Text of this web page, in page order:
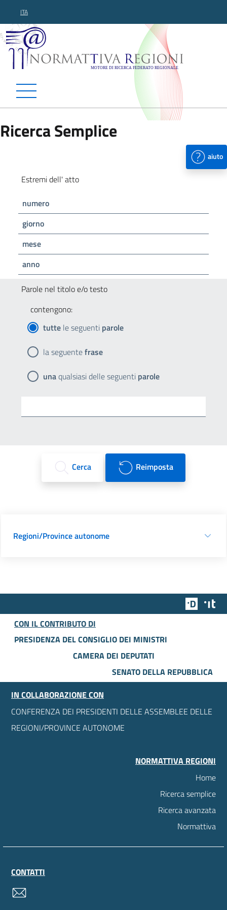
ITA
Normattiva Regioni -
Ricerca Semplice
aiuto
Estremi dell' atto
numero
giorno
mese
anno
Parole nel titolo e/o testo
contengono:
tutte le seguenti parole
la seguentefrase
unaqualsiasi delle seguenti parole
Cerca Reimposta
Regioni/Province autonome
Team
CON IL CONTRIBUTO DI
PRESIDENZA DEL CONSIGLIO DEI MINISTRI
CAMERA DEI DEPUTATI
SENATO DELLA REPUBBLICA
IN COLLABORAZIONE CON
CONFERENZA DEI PRESIDENTI DELLE ASSEMBLEE DELLE
REGIONI/PROVINCE AUTONOME
NORMATTIVA REGIONI
Home
Ricerca semplice
Ricerca avanzata
Normattiva
CONTATTI